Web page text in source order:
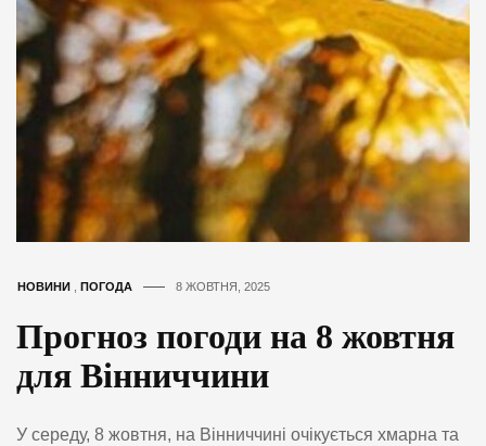
НОВИНИ ПОГОДА 8 ЖОВТНЯ, 2025
Прогноз погоди на 8 жовтня
для Вінниччини
У середу, 8 жовтня, на Вінниччині очікується хмарна та